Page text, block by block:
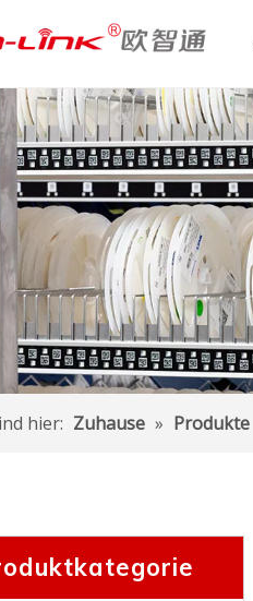
hier: Zuhause » Produkte